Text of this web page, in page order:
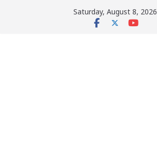
Saturday, August 8, 2026